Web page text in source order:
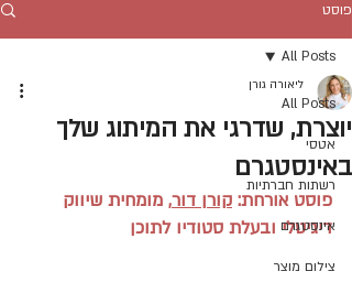
פוסט
All Posts
אטסי
רשתות חברתיות
אינסטגרם
צילום מוצר
All Posts
יוצרת, שדרגי את המיתוג שלך
באינסטגרם
ליאורה גורן
פוסט אורחת: קורן דור, מומחית שיווק
דיגיטלי ובעלת סטודיו לתוכן